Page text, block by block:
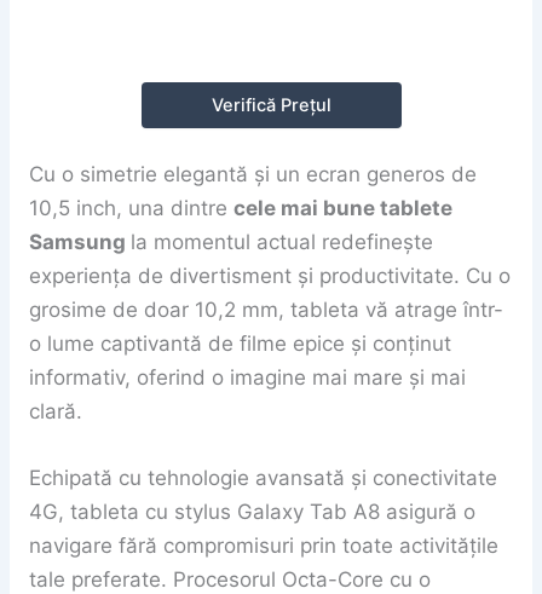
Verifică Prețul
Cu o simetrie elegantă și un ecran generos de
10,5 inch, una dintre cele mai bune tablete
Samsung la momentul actual redefinește
experiența de divertisment și productivitate. Cu o
grosime de doar 10,2 mm, tableta vă atrage într-
o lume captivantă de filme epice și conținut
informativ, oferind o imagine mai mare și mai
clară.
Echipată cu tehnologie avansată și conectivitate
4G, tableta cu stylus Galaxy Tab A8 asigură o
navigare fără compromisuri prin toate activitățile
tale preferate. Procesorul Octa-Core cu o